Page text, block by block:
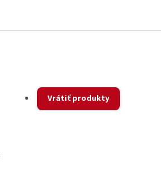
Vrátiť produkty